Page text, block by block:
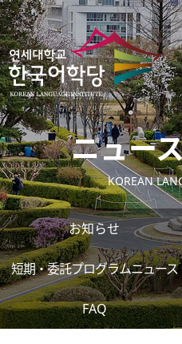
ニュー
KOREAN
お知らせ
短期・委託プログラムニュース
FAQ